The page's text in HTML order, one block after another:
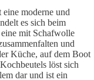
moderne und
es sich beim
mit Schafwolle
und
Küche, auf dem Boot
löst sich
dar und ist ein